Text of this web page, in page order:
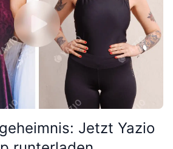
Jetzt Yazio